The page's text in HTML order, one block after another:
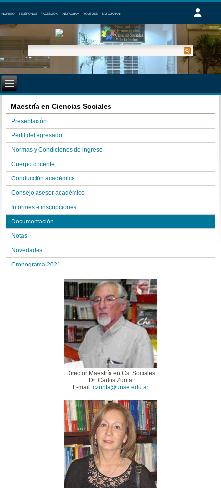
INGRESO TELÉFONOS FACEBOOK INSTAGRAM YOUTUBE SIU GUARANI
Maestría en Ciencias Sociales
Presentación
Perfil del egresado
Normas y Condiciones de ingreso
Cuerpo docente
Conducción académica
Consejo asesor académico
Informes e inscripciones
Documentación
Notas
Novedades
Cronograma 2021
Director Maestría en Cs. Sociales
Dr. Carlos Zurita
E-mail: czurita@unse.edu.ar